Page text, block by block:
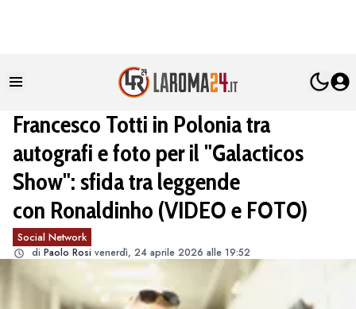
Francesco Totti in Polonia tra
autografi e foto per il "Galacticos
Show": sfida tra leggende
con Ronaldinho (VIDEO e FOTO)
Social Network
di Paolo Rosi venerdì, 24 aprile 2026 alle 19:52